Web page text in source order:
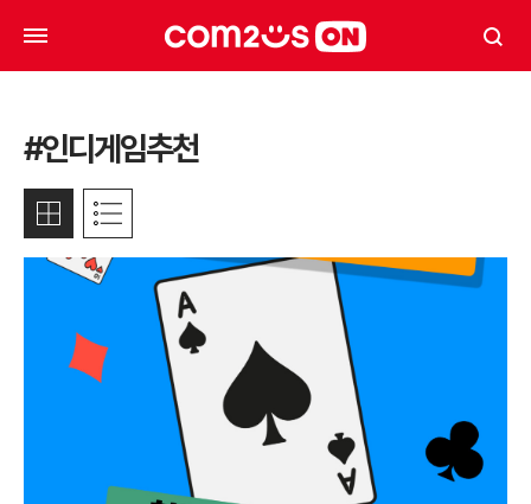
#인디게임추천